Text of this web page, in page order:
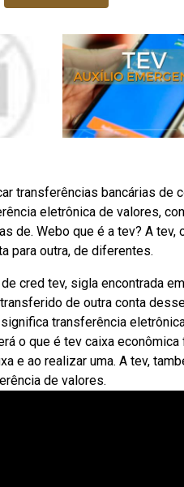
transferências bancárias de
eletrônica de valores,
de. Webo que é a tev? A
para outra, de diferentes.
cred tev, sigla encontrada
de outra conta
transferência
o que é tev caixa
e ao realizar uma. A tev,
de valores.